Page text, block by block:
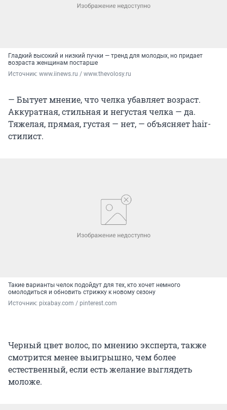
Гладкий высокий и низкий пучки — тренд для молодых, но придает
возраста женщинам постарше
Источник: www.iinews.ru / www.thevolosy.ru
— Бытует мнение, что челка убавляет возраст.
Аккуратная, стильная и негустая челка — да.
Тяжелая, прямая, густая — нет, — объясняет hair-
стилист.
Такие варианты челок подойдут для тех, кто хочет немного
омолодиться и обновить стрижку к новому сезону
Источник: pixabay.com / pinterest.com
Черный цвет волос, по мнению эксперта, также
смотрится менее выигрышно, чем более
естественный, если есть желание выглядеть
моложе.